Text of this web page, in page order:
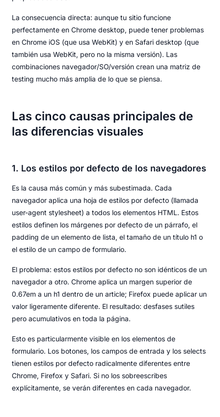
La consecuencia directa: aunque tu sitio funcione
perfectamente en Chrome desktop, puede tener problemas
en Chrome iOS (que usa WebKit) y en Safari desktop (que
también usa WebKit, pero no la misma versión). Las
combinaciones navegador/SO/versión crean una matriz de
testing mucho más amplia de lo que se piensa.
Las cinco causas principales de
las diferencias visuales
1. Los estilos por defecto de los navegadores
Es la causa más común y más subestimada. Cada
navegador aplica una hoja de estilos por defecto (llamada
user-agent stylesheet) a todos los elementos HTML. Estos
estilos definen los márgenes por defecto de un párrafo, el
padding de un elemento de lista, el tamaño de un título h1 o
el estilo de un campo de formulario.
El problema: estos estilos por defecto no son idénticos de un
navegador a otro. Chrome aplica un margen superior de
0.67em a un h1 dentro de un article; Firefox puede aplicar un
valor ligeramente diferente. El resultado: desfases sutiles
pero acumulativos en toda la página.
Esto es particularmente visible en los elementos de
formulario. Los botones, los campos de entrada y los selects
tienen estilos por defecto radicalmente diferentes entre
Chrome, Firefox y Safari. Si no los sobreescribes
explícitamente, se verán diferentes en cada navegador.